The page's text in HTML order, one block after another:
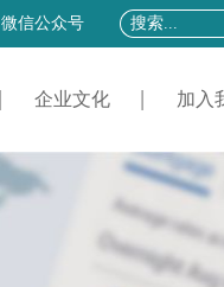
微信公众号
企业文化 加入